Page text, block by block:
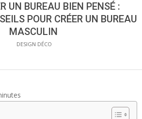
UN BUREAU BIEN PENSÉ :
POUR CRÉER UN BUREAU
MASCULIN
DESIGN DÉCO